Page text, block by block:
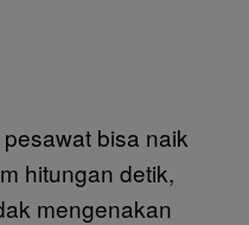
bisa naik
hitungan detik,
mengenakan